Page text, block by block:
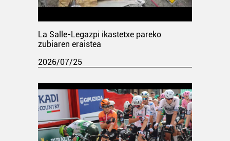
La Salle-Legazpi ikastetxe pareko
zubiaren eraistea
2026/07/25